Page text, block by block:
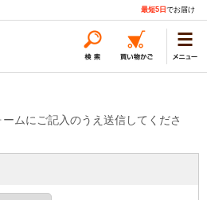
最短5日 でお届け
ムにご記入のうえ送信してくださ